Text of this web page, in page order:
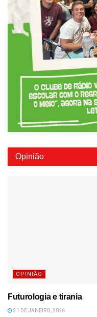
Opinião
OPINIÃO
Futurologia e tirania
31 DE JANEIRO, 2026